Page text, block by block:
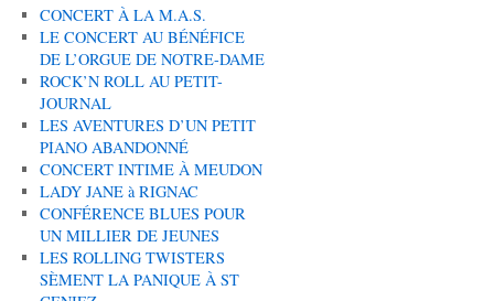
CONCERT À LA M.A.S.
LE CONCERT AU BÉNÉFICE
DE L’ORGUE DE NOTRE-DAME
ROCK’N ROLL AU PETIT-
JOURNAL
LES AVENTURES D’UN PETIT
PIANO ABANDONNÉ
CONCERT INTIME À MEUDON
LADY JANE à RIGNAC
CONFÉRENCE BLUES POUR
UN MILLIER DE JEUNES
LES ROLLING TWISTERS
SÈMENT LA PANIQUE À ST